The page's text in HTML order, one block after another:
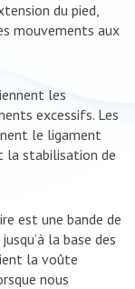
du pied,
mouvements aux
les
excessifs. Les
le ligament
stabilisation de
est une bande de
la base des
la voûte
nous